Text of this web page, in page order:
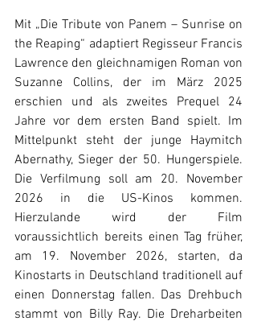
Mit „Die Tribute von Panem – Sunrise on
the Reaping“ adaptiert Regisseur Francis
Lawrence den gleichnamigen Roman von
Suzanne Collins, der im März 2025
erschien und als zweites Prequel 24
Jahre vor dem ersten Band spielt. Im
Mittelpunkt steht der junge Haymitch
Abernathy, Sieger der 50. Hungerspiele.
Die Verfilmung soll am 20. November
2026 in die US-Kinos kommen.
Hierzulande wird der Film
voraussichtlich bereits einen Tag früher,
am 19. November 2026, starten, da
Kinostarts in Deutschland traditionell auf
einen Donnerstag fallen. Das Drehbuch
stammt von Billy Ray. Die Dreharbeiten